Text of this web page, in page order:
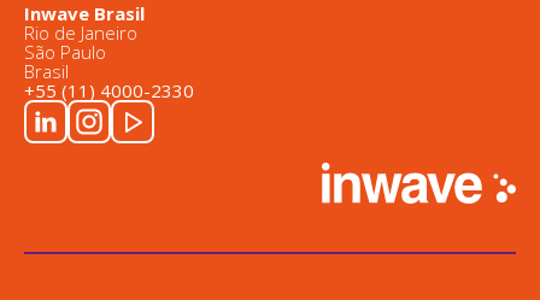
Inwave Brasil
Rio de Janeiro
São Paulo
Brasil
+55 (11) 4000-2330